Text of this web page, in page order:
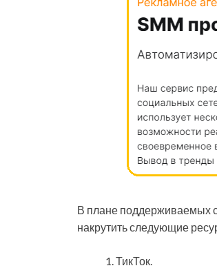
В плане поддерживаемых
накрутить следующие
ТикТок.